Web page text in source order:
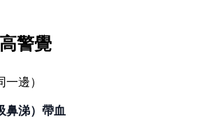
警覺
一邊）
鼻涕）帶血